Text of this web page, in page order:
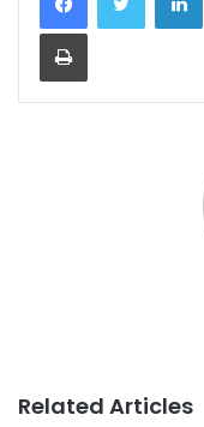
Print
Related Articles